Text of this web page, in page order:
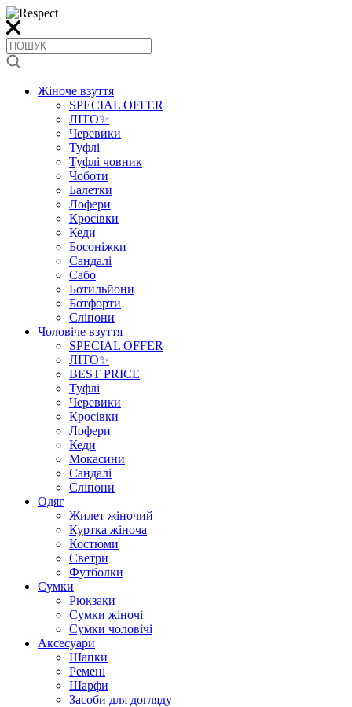
Жіноче взуття
SPECIAL OFFER
ЛІТО✨
Черевики
Туфлі
Туфлі човник
Чоботи
Балетки
Лофери
Кросівки
Кеди
Босоніжки
Сандалі
Сабо
Ботильйони
Ботфорти
Сліпони
Чоловіче взуття
SPECIAL OFFER
ЛІТО✨
BEST PRICE
Туфлі
Черевики
Кросівки
Лофери
Кеди
Мокасини
Сандалі
Сліпони
Одяг
Жилет жіночий
Куртка жіноча
Костюми
Светри
Футболки
Сумки
Рюкзаки
Сумки жіночі
Сумки чоловічі
Аксеcуари
Шапки
Ремені
Шарфи
Засоби для догляду